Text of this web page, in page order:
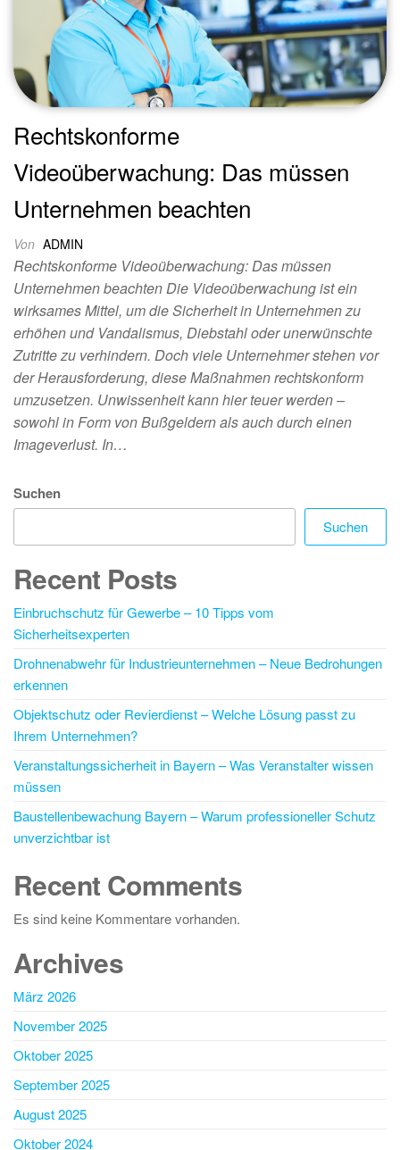
Rechtskonforme
Videoüberwachung: Das müssen
Unternehmen beachten
Von ADMIN
Rechtskonforme Videoüberwachung: Das müssen
Unternehmen beachten Die Videoüberwachung ist ein
wirksames Mittel, um die Sicherheit in Unternehmen zu
erhöhen und Vandalismus, Diebstahl oder unerwünschte
Zutritte zu verhindern. Doch viele Unternehmer stehen vor
der Herausforderung, diese Maßnahmen rechtskonform
umzusetzen. Unwissenheit kann hier teuer werden –
sowohl in Form von Bußgeldern als auch durch einen
Imageverlust. In…
Suchen
Suchen
Recent Posts
Einbruchschutz für Gewerbe – 10 Tipps vom
Sicherheitsexperten
Drohnenabwehr für Industrieunternehmen – Neue Bedrohungen
erkennen
Objektschutz oder Revierdienst – Welche Lösung passt zu
Ihrem Unternehmen?
Veranstaltungssicherheit in Bayern – Was Veranstalter wissen
müssen
Baustellenbewachung Bayern – Warum professioneller Schutz
unverzichtbar ist
Recent Comments
Es sind keine Kommentare vorhanden.
Archives
März 2026
November 2025
Oktober 2025
September 2025
August 2025
Oktober 2024